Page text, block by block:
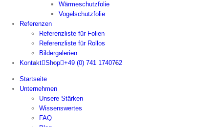
Wärmeschutzfolie
Vogelschutzfolie
Referenzen
Referenzliste für Folien
Referenzliste für Rollos
Bildergalerien
Kontakt Shop +49 (0) 741 1740762
Startseite
Unternehmen
Unsere Stärken
Wissenswertes
FAQ